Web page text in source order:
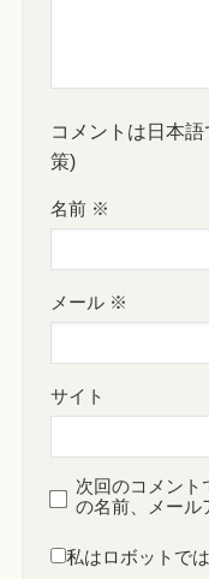
コメントは日本
策)
名前 ※
メール ※
サイト
次回のコメント
の名前、メール
私はロボットで